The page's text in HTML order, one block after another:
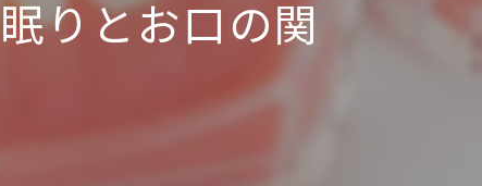
虫歯
りとお口の関